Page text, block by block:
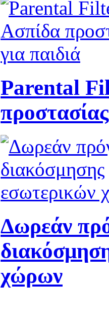
Parental
Δωρεάν
χώρων